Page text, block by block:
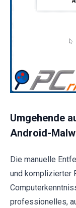
Umgehende
Android-
Die manuelle
und komplizierter
professionelles,